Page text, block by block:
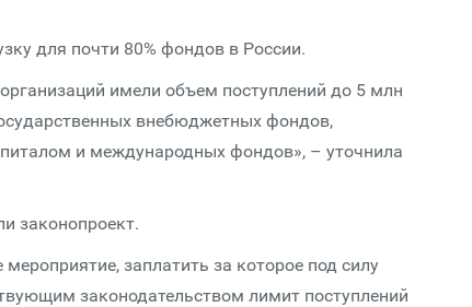
для почти 80% фондов в России.
имели объем поступлений до 5 млн
внебюджетных фондов,
и международных фондов», – уточнила
законопроект.
заплатить за которое под силу
законодательством лимит поступлений